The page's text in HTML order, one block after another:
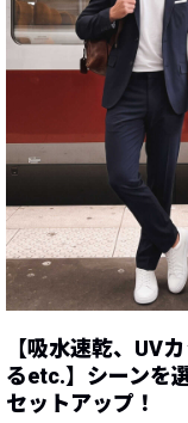
【吸水速乾、UV
るetc.】シーンを
セットアップ！